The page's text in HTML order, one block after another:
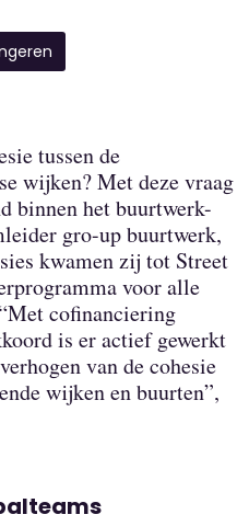
tussen de
wijken? Met deze vraag
binnen het buurtwerk-
gro-up buurtwerk,
kwamen zij tot Street
voor alle
cofinanciering
is er actief gewerkt
van de cohesie
wijken en buurten”,